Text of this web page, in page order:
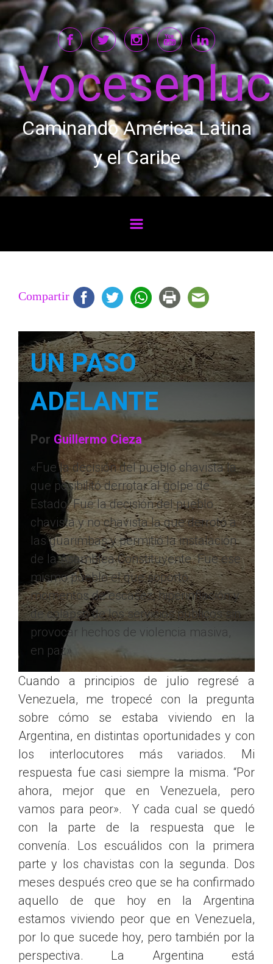
Saltar al contenido principal
Caminando América Latina
y el Caribe
Compartir
UN PASO
ADELANTE
Por Guillermo Cieza
«Fue la decisión del pueblo chavista la
que posibilitó derrotar al golpe de
Estado. Fue la decisión del pueblo
chavista y no chavista la que derrotó a
las guarimbas y permitió la instalación
de la Asamblea Constituyente. Fue ese
mismo pueblo el que soportó
momentos de escasez, hiperinflación y
de colapso de los servicios públicos sin
provocar hechos de violencia masiva,
en paz»
Cuando a principios de julio regresé a
Venezuela, me tropecé con la pregunta
sobre cómo se estaba viviendo en la
Argentina, en distintas oportunidades y con
los interlocutores más variados. Mi
respuesta fue casi siempre la misma. “Por
ahora, mejor que en Venezuela, pero
vamos para peor». Y cada cual se quedó
con la parte de la respuesta que le
convenía. Los escuálidos con la primera
parte y los chavistas con la segunda. Dos
meses después creo que se ha confirmado
aquello de que hoy en la Argentina
estamos viviendo peor que en Venezuela,
por lo que sucede hoy, pero también por la
perspectiva. La Argentina está